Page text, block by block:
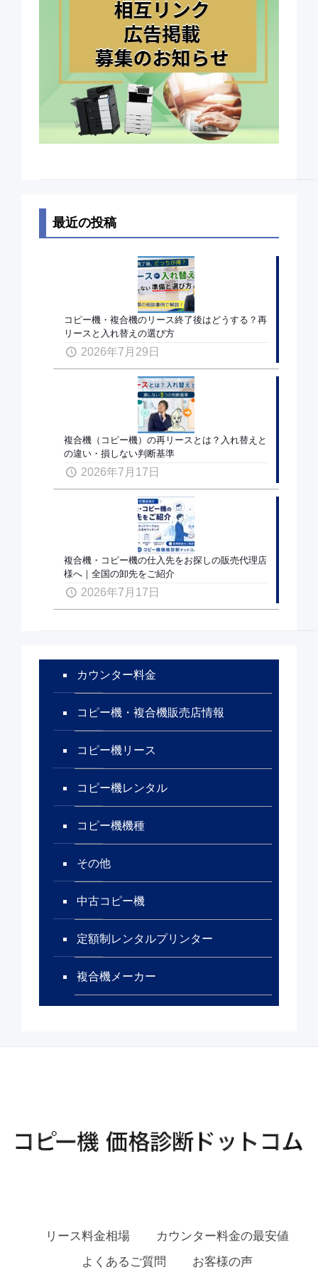
最近の投稿
コピー機・複合機のリース終了後はどうする？再
リースと入れ替えの選び方
2026年7月29日
複合機（コピー機）の再リースとは？入れ替えと
の違い・損しない判断基準
2026年7月17日
複合機・コピー機の仕入先をお探しの販売代理店
様へ｜全国の卸先をご紹介
2026年7月17日
カウンター料金
コピー機・複合機販売店情報
コピー機リース
コピー機レンタル
コピー機機種
その他
中古コピー機
定額制レンタルプリンター
複合機メーカー
リース料金相場
カウンター料金の最安値
よくあるご質問
お客様の声